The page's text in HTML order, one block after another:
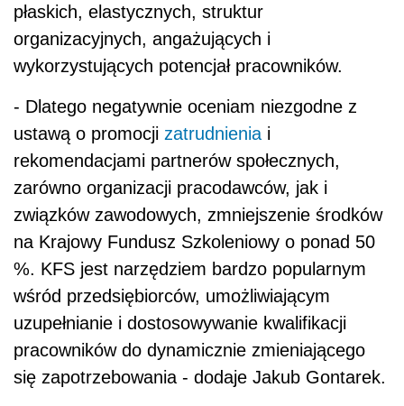
płaskich, elastycznych, struktur
organizacyjnych, angażujących i
wykorzystujących potencjał pracowników.
- Dlatego negatywnie oceniam niezgodne z
ustawą o promocji zatrudnienia i
rekomendacjami partnerów społecznych,
zarówno organizacji pracodawców, jak i
związków zawodowych, zmniejszenie środków
na Krajowy Fundusz Szkoleniowy o ponad 50
%. KFS jest narzędziem bardzo popularnym
wśród przedsiębiorców, umożliwiającym
uzupełnianie i dostosowywanie kwalifikacji
pracowników do dynamicznie zmieniającego
się zapotrzebowania - dodaje Jakub Gontarek.